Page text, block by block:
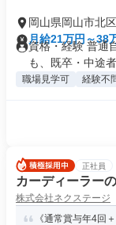
岡山県岡山市北
月給21万円～38
資格・経験 普通
も、既卒・中途
職場見学可 経験不
正社員
カーディーラー
株式会社ネクステージ
《通常賞与年4